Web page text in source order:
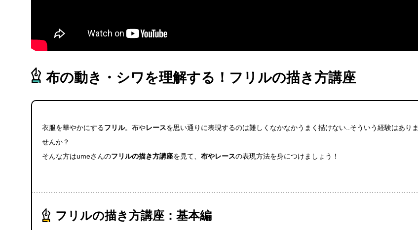
布の動き・シワを理解する！フリルの描き方講座
衣服を華やかにするフリル。布やレースを思い通りに表現するのは難しくなかなかうまく描けない..そういう経験はありま
せんか？
そんな方はumeさんのフリルの描き方講座を見て、 布やレースの表現方法を身につけましょう！
フリルの描き方講座：基本編